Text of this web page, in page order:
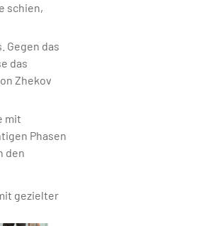
schien,
Gegen das
das
Zhekov
mit
Phasen
den
gezielter